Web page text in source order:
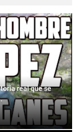
real que se